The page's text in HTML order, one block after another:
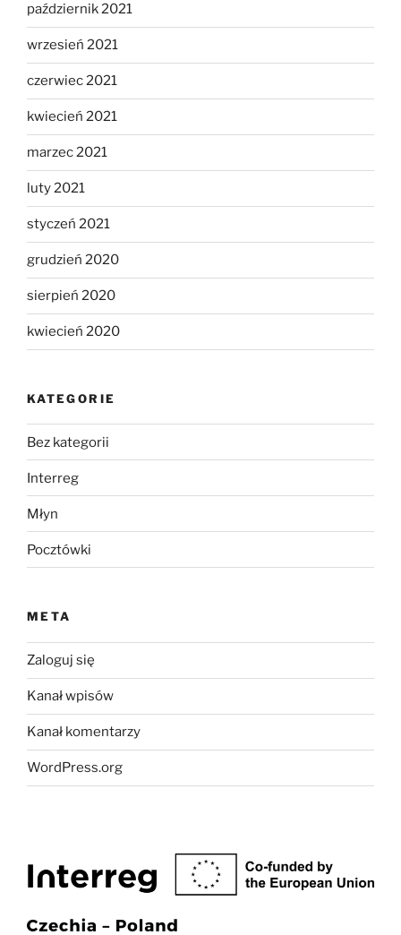
październik 2021
wrzesień 2021
czerwiec 2021
kwiecień 2021
marzec 2021
luty 2021
styczeń 2021
grudzień 2020
sierpień 2020
kwiecień 2020
KATEGORIE
Bez kategorii
Interreg
Młyn
Pocztówki
META
Zaloguj się
Kanał wpisów
Kanał komentarzy
WordPress.org